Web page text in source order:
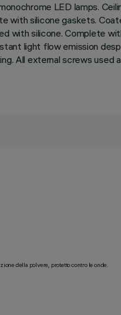
LED lamps.
with silicone gaskets.
with silicone. Complete
light flow emission
All external screws
della polvere, protetto contro le onde.